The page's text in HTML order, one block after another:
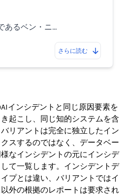
あるベン・ニ…
さらに読む
インシデントと同じ原因要素を
起こし、同じ知的システムを含
リアントは完全に独立したイン
スするのではなく、データベー
なインシデントの元にインシデ
て一覧します。インシデントデ
プとは違い、バリアントではイ
外の根拠のレポートは要求され